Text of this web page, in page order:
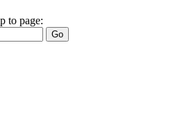
to page: